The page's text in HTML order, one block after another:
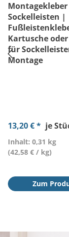
Sockelleisten |
Kartusche
für
Montage
13,20 € * je
Inhalt: 0,31 kg
(42,58 € / kg)
Zum